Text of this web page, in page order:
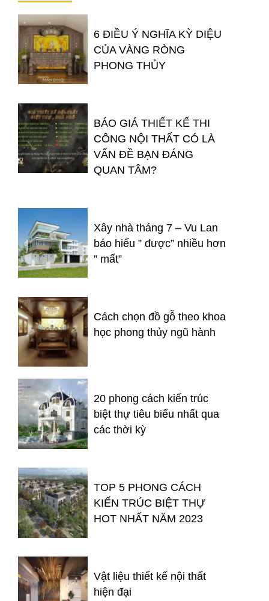
6 ĐIỀU Ý NGHĨA KỲ DIỆU
CỦA VÀNG RÒNG
PHONG THỦY
BÁO GIÁ THIẾT KẾ THI
CÔNG NỘI THẤT CÓ LÀ
VẤN ĐỀ BẠN ĐÁNG
QUAN TÂM?
Xây nhà tháng 7 – Vu Lan
báo hiếu ” được” nhiều hơn
” mất”
Cách chọn đồ gỗ theo khoa
học phong thủy ngũ hành
20 phong cách kiến trúc
biệt thự tiêu biểu nhất qua
các thời kỳ
TOP 5 PHONG CÁCH
KIẾN TRÚC BIỆT THỰ
HOT NHẤT NĂM 2023
Vật liệu thiết kế nội thất
hiện đại